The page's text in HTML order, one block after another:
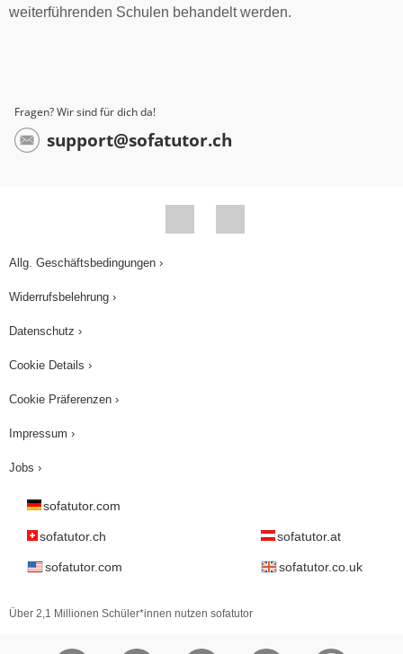
weiterführenden Schulen behandelt werden.
Fragen? Wir sind für dich da!
support@sofatutor.ch
Allg. Geschäftsbedingungen ›
Widerrufsbelehrung ›
Datenschutz ›
Cookie Details ›
Cookie Präferenzen ›
Impressum ›
Jobs ›
sofatutor.com
sofatutor.ch sofatutor.at
sofatutor.com sofatutor.co.uk
Über 2,1 Millionen Schüler*innen nutzen sofatutor